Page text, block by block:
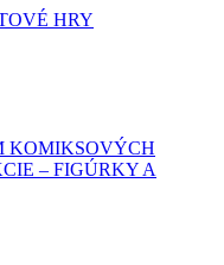
HRY
KOMIKSOVÝCH
– FIGÚRKY A